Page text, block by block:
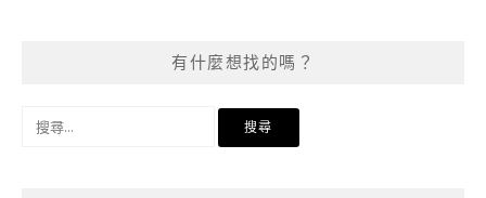
有什麼想找的嗎？